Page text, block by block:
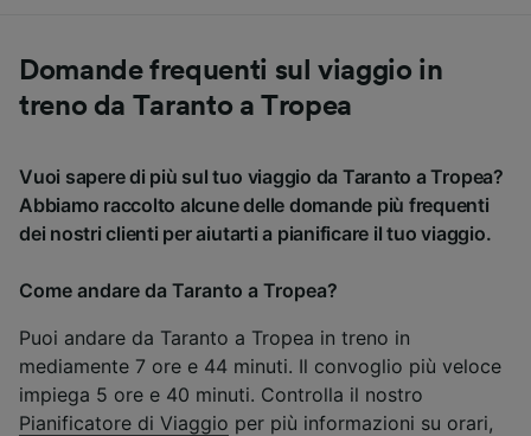
Domande frequenti sul viaggio in
treno da Taranto a Tropea
Vuoi sapere di più sul tuo viaggio da Taranto a Tropea?
Abbiamo raccolto alcune delle domande più frequenti
dei nostri clienti per aiutarti a pianificare il tuo viaggio.
Come andare da Taranto a Tropea?
Puoi andare da Taranto a Tropea in treno in
mediamente 7 ore e 44 minuti. Il convoglio più veloce
impiega 5 ore e 40 minuti. Controlla il nostro
Pianificatore di Viaggio per più informazioni su orari,